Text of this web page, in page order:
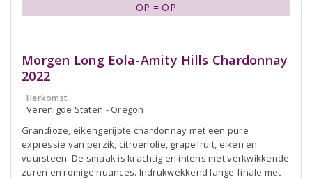
OP = OP
Morgen Long Eola-Amity Hills Chardonnay
2022
Herkomst
Verenigde Staten - Oregon
Grandioze, eikengerijpte chardonnay met een pure
expressie van perzik, citroenolie, grapefruit, eiken en
vuursteen. De smaak is krachtig en intens met verkwikkende
zuren en romige nuances. Indrukwekkend lange finale met